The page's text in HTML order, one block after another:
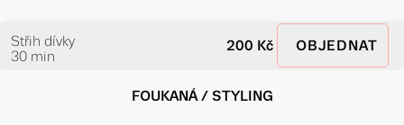
Střih dívky
30 min
200 Kč OBJEDNAT
FOUKANÁ / STYLING